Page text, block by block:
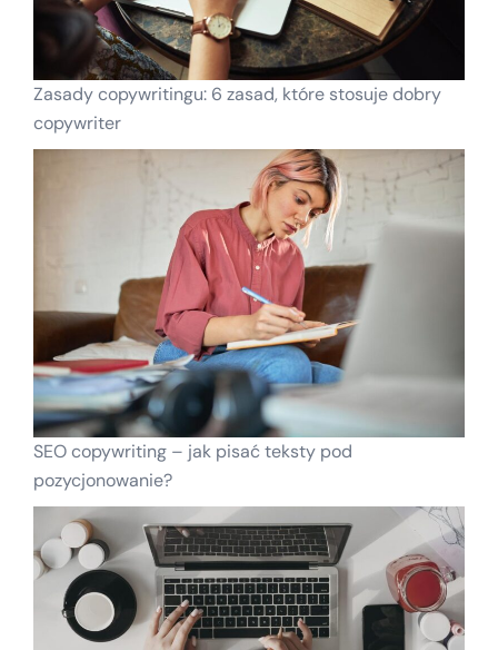
Zasady copywritingu: 6 zasad, które stosuje dobry
copywriter
SEO copywriting – jak pisać teksty pod
pozycjonowanie?